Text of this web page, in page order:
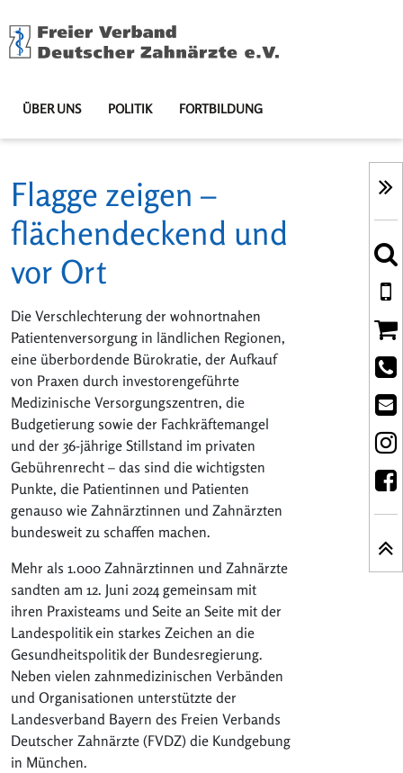
ÜBER UNS POLITIK FORTBILDUNG
Flagge zeigen –
flächendeckend und
vor Ort
Die Verschlechterung der wohnortnahen
Patientenversorgung in ländlichen Regionen,
eine überbordende Bürokratie, der Aufkauf
von Praxen durch investorengeführte
Medizinische Versorgungszentren, die
Budgetierung sowie der Fachkräftemangel
und der 36-jährige Stillstand im privaten
Gebührenrecht – das sind die wichtigsten
Punkte, die Patientinnen und Patienten
genauso wie Zahnärztinnen und Zahnärzten
bundesweit zu schaffen machen.
Mehr als 1.000 Zahnärztinnen und Zahnärzte
sandten am 12. Juni 2024 gemeinsam mit
ihren Praxisteams und Seite an Seite mit der
Landespolitik ein starkes Zeichen an die
Gesundheitspolitik der Bundesregierung.
Neben vielen zahnmedizinischen Verbänden
und Organisationen unterstützte der
Landesverband Bayern des Freien Verbands
Deutscher Zahnärzte (FVDZ) die Kundgebung
in München.